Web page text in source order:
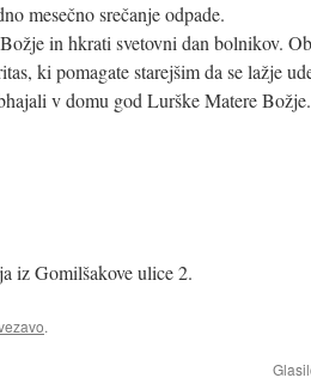
mesečno srečanje odpade.
in hkrati svetovni dan bolnikov.
ki pomagate starejšim da se lažje
v domu god Lurške Matere Božje.
iz Gomilšakove ulice 2.
.